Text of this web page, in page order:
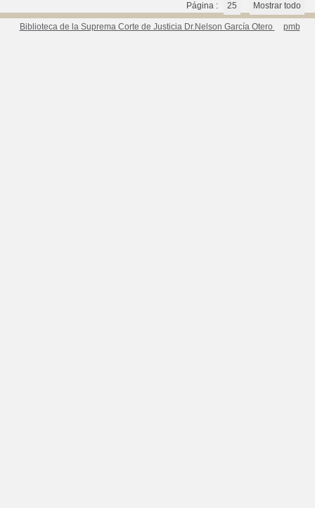
Página : 25 Mostrar todo
Biblioteca de la Suprema Corte de Justicia Dr.Nelson García Otero pmb